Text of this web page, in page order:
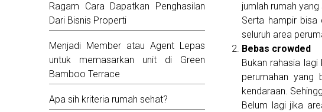
Ragam Cara Dapatkan Penghasilan
Dari Bisnis Properti
Menjadi Member atau Agent Lepas
untuk memasarkan unit di Green
Bamboo Terrace
Apa sih kriteria rumah sehat?
jumlah rumah
Serta hampir bisa
seluruh area
Bebas crowded
Bukan rahasia
perumahan yang
kendaraan.
Belum lagi jika